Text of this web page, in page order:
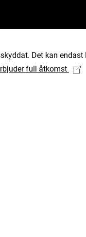
Det kan
full åtkomst